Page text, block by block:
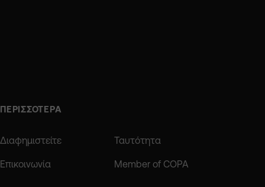
ΠΕΡΙΣΣΟΤΕΡΑ
Διαφημιστείτε Ταυτότητα
Επικοινωνία Member of COPA